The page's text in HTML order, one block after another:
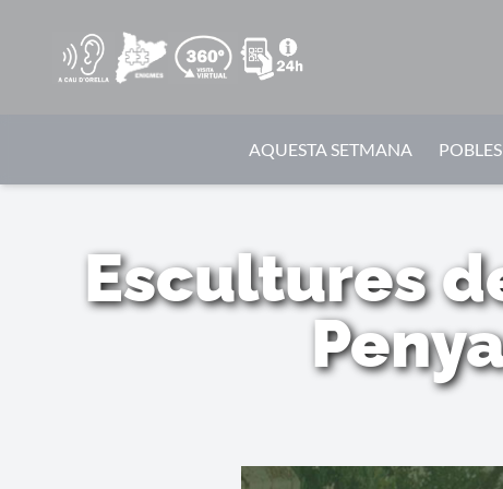
AQUESTA SETMANA
Escultures